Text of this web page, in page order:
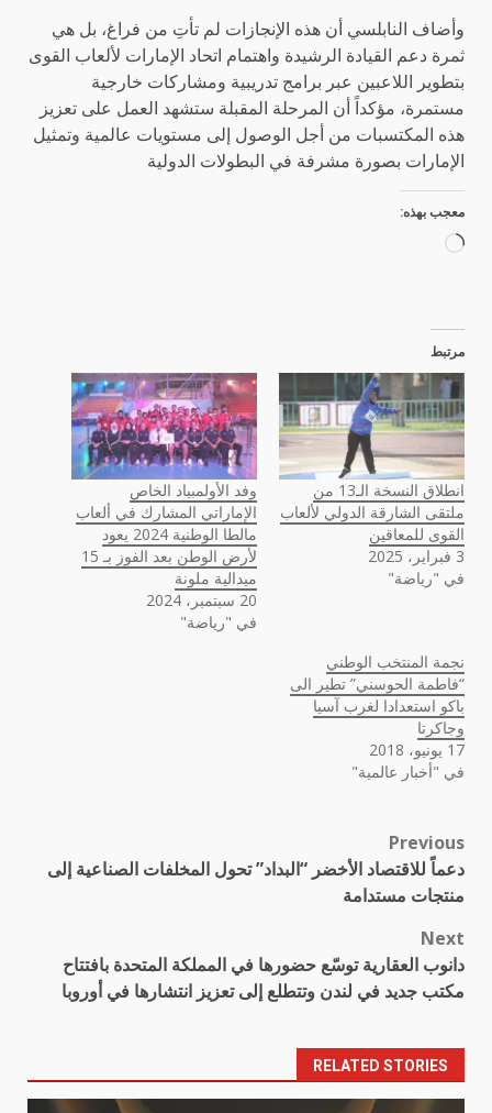
وأضاف النابلسي أن هذه الإنجازات لم تأتِ من فراغ، بل هي
ثمرة دعم القيادة الرشيدة واهتمام اتحاد الإمارات لألعاب القوى
بتطوير اللاعبين عبر برامج تدريبية ومشاركات خارجية
مستمرة، مؤكداً أن المرحلة المقبلة ستشهد العمل على تعزيز
هذه المكتسبات من أجل الوصول إلى مستويات عالمية وتمثيل
الإمارات بصورة مشرفة في البطولات الدولية
معجب بهذه:
جاري
مرتبط
انطلاق النسخة الـ13 من
ملتقى الشارقة الدولي لألعاب
القوى للمعاقين
3 فبراير، 2025
في "رياضة"
وفد الأولمبياد الخاص
الإماراتي المشارك في ألعاب
مالطا الوطنية 2024 يعود
لأرض الوطن بعد الفوز بـ 15
ميدالية ملونة
20 سبتمبر، 2024
في "رياضة"
نجمة المنتخب الوطني
“فاطمة الحوسني” تطير الى
باكو استعدادا لغرب آسيا
وجاكرتا
17 يونيو، 2018
في "أخبار عالمية"
Post
navigation
Previous
دعماً للاقتصاد الأخضر “البداد” تحول المخلفات الصناعية إلى
منتجات مستدامة
Next
دانوب العقارية توسّع حضورها في المملكة المتحدة بافتتاح
مكتب جديد في لندن وتتطلع إلى تعزيز انتشارها في أوروبا
RELATED STORIES